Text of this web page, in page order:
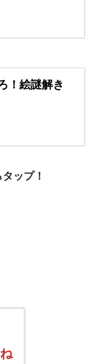
！絵謎解き
ップ！